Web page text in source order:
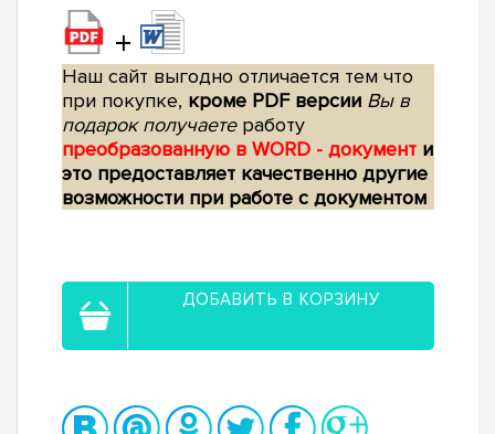
+
Наш сайт выгодно отличается тем что
при покупке, кроме PDF версии Вы в
подарок получаетеработу
преобразованную в WORD - документ и
это предоставляет качественно другие
возможности при работе с документом
ДОБАВИТЬ В КОРЗИНУ